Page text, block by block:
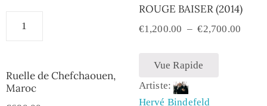
Ruelle de Chefchaouen,
Maroc
ROUGE BAISER (2014)
€1,200.00 – €2,700.00
Vue Rapide
Artiste:
Hervé Bindefeld